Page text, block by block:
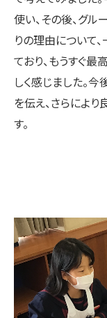
使い、その後、グ
りの理由について
ており、もうすぐ
しく感じました。
を伝え、さらによ
す。